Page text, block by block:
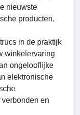
nieuwste
producten.
in de praktijk
winkelervaring
ongelooflijke
elektronische
en